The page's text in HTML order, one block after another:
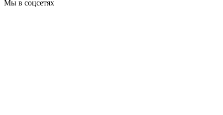
Мы в соцсетях